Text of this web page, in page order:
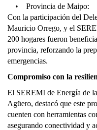
• Provincia de Maipo:
Con la participación del
Mauricio Orrego, y el
200 hogares fueron
provincia, reforzando la
emergencias.
Compromiso con la
El SEREMI de Energía de
Agüero, destacó que este
cuenten con herramientas
asegurando conectividad y